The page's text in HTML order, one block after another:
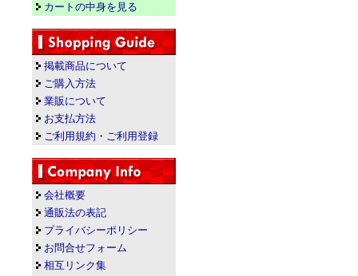
カートの中身を見る
掲載商品について
ご購入方法
業販について
お支払方法
ご利用規約・ご利用登録
会社概要
通販法の表記
プライバシーポリシー
お問合せフォーム
相互リンク集